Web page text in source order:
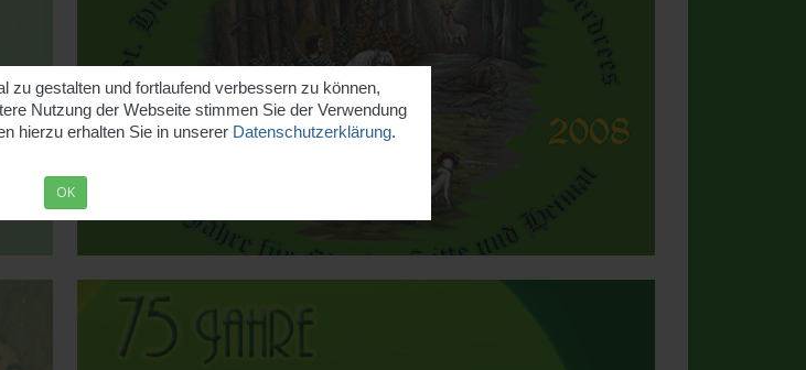
zu gestalten und fortlaufend verbessern zu können,
Nutzung der Webseite stimmen Sie der Verwendung
hierzu erhalten Sie in unserer Datenschutzerklärung.
OK